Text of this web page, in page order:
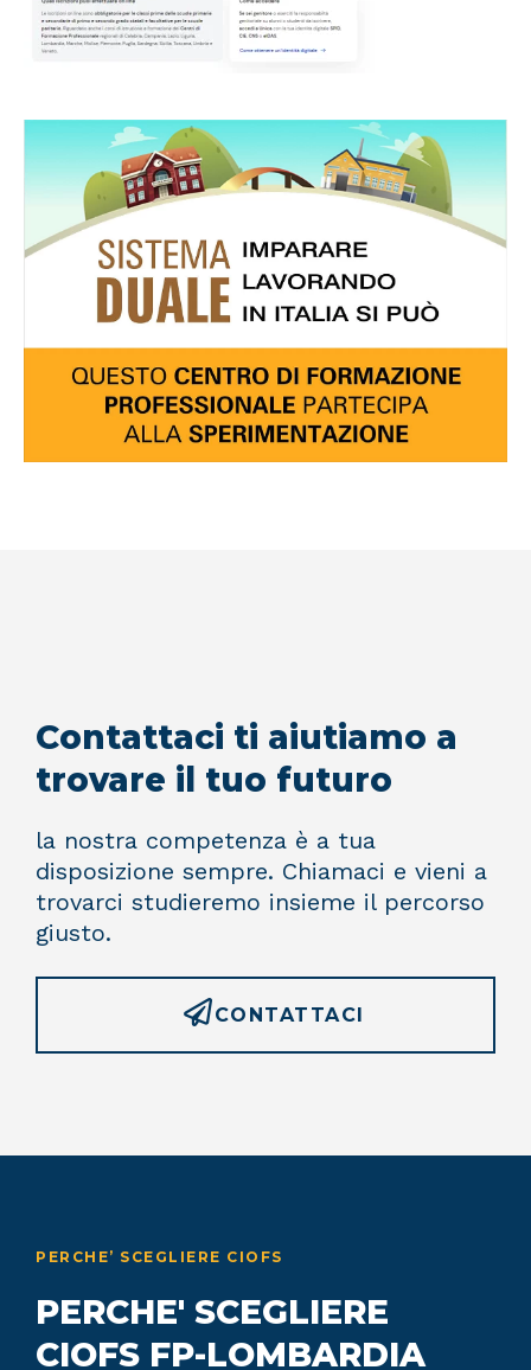
Contattaci ti aiutiamo a
trovare il tuo futuro
la nostra competenza è a tua
disposizione sempre. Chiamaci e vieni a
trovarci studieremo insieme il percorso
giusto.
CONTATTACI
PERCHE’ SCEGLIERE CIOFS
PERCHE' SCEGLIERE
CIOFS FP-LOMBARDIA